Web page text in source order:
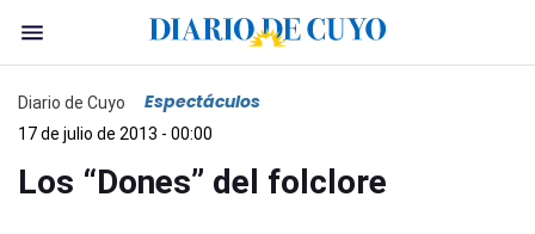
Diario de Cuyo Espectáculos
17 de julio de 2013 - 00:00
Los “Dones” del folclore